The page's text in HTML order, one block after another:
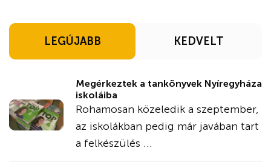
LEGÚJABB KEDVELT
Megérkeztek a tankönyvek Nyíregyháza
iskoláiba
Rohamosan közeledik a szeptember,
az iskolákban pedig már javában tart
a felkészülés ...